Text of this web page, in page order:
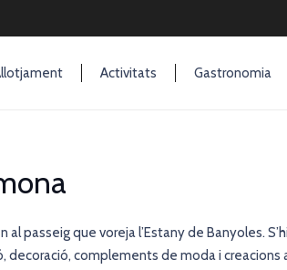
Activitats Gastronomia
al passeig que voreja l’Estany de Banyoles.
decoració, complements de moda i creacions